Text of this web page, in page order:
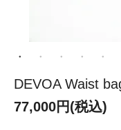
DEVOA Waist
77,000円(税込)